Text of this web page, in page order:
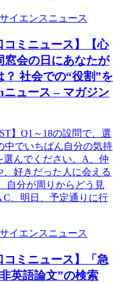
イエンスニュース
コミニュース】【心
窓会の日にあなたが
？ 社会での“役割”を
ニュース – マガジン
】Q1～18の設問で、選
中でいちばん自分の気持
選んでください。A、仲
、好きだった人に会える
自分が周りからどう見
、明日、予定通りに行
イエンスニュース
コミニュース】「急
英語論文”の検索